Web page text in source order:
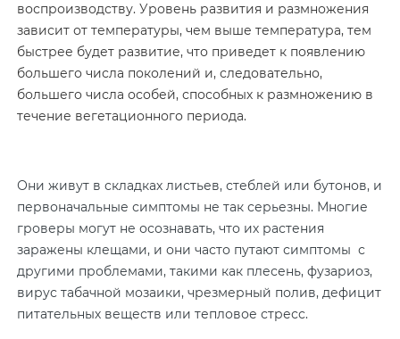
воспроизводству. Уровень развития и размножения
зависит от температуры, чем выше температура, тем
быстрее будет развитие, что приведет к появлению
большего числа поколений и, следовательно,
большего числа особей, способных к размножению в
течение вегетационного периода.
Они живут в складках листьев, стеблей или бутонов, и
первоначальные симптомы не так серьезны. Многие
гроверы могут не осознавать, что их растения
заражены клещами, и они часто путают симптомы с
другими проблемами, такими как плесень, фузариоз,
вирус табачной мозаики, чрезмерный полив, дефицит
питательных веществ или тепловое стресс.